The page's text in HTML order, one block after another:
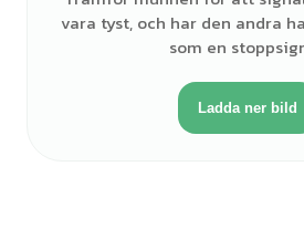
vara tyst, och har den andra
som en
Ladda ner bild